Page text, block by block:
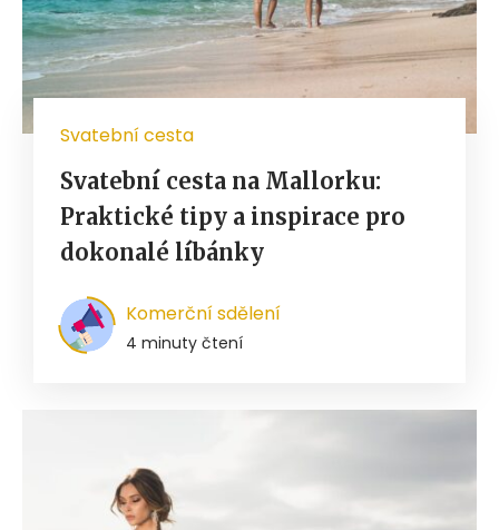
Svatební cesta
Svatební cesta na Mallorku:
Praktické tipy a inspirace pro
dokonalé líbánky
Komerční sdělení
4 minuty čtení